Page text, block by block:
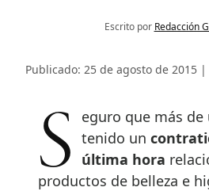
Escrito por Redacción
Publicado: 25 de agosto de 2015 |
Seguro que más de un lector ha tenido un
última hora
productos de belleza e